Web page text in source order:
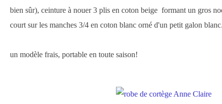
bien sûr), ceinture à nouer 3 plis en coton beige formant un gros
court sur les manches 3/4 en coton blanc orné d'un petit galon
un modèle frais, portable en toute saison!